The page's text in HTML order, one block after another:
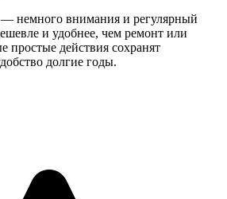
— немного внимания и регулярный
и удобнее, чем ремонт или
простые действия сохранят
долгие годы.